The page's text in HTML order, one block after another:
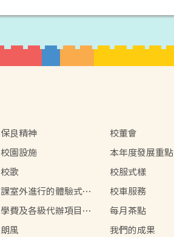
保良精神
校董會
校園設施
本年度發展重點
校歌
校服式樣
課室外進行的體驗式學
習活動天地
校車服務
學費及各級代辦項目參
考
每月茶點
朗風 我們的成果